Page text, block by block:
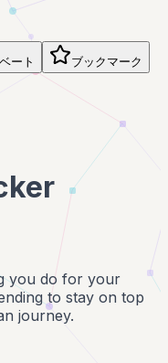
ート ブックマーク
you do for your
to stay on top
journey.